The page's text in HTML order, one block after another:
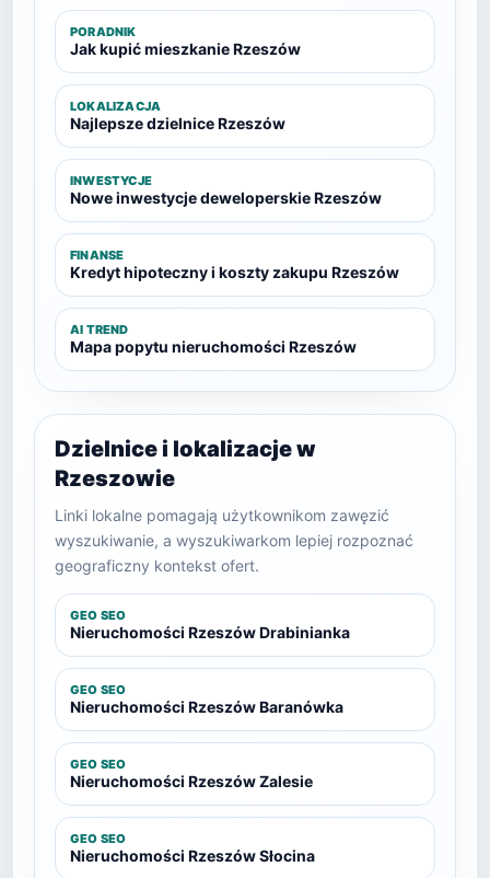
PORADNIK
Jak kupić mieszkanie Rzeszów
LOKALIZACJA
Najlepsze dzielnice Rzeszów
INWESTYCJE
Nowe inwestycje deweloperskie Rzeszów
FINANSE
Kredyt hipoteczny i koszty zakupu Rzeszów
AI TREND
Mapa popytu nieruchomości Rzeszów
Dzielnice i lokalizacje w
Rzeszowie
Linki lokalne pomagają użytkownikom zawęzić
wyszukiwanie, a wyszukiwarkom lepiej rozpoznać
geograficzny kontekst ofert.
GEO SEO
Nieruchomości Rzeszów Drabinianka
GEO SEO
Nieruchomości Rzeszów Baranówka
GEO SEO
Nieruchomości Rzeszów Zalesie
GEO SEO
Nieruchomości Rzeszów Słocina